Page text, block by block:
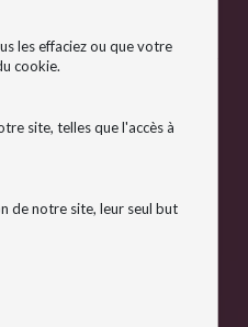
les effaciez ou que votre
cookie.
site, telles que l'accès à
de notre site, leur seul but